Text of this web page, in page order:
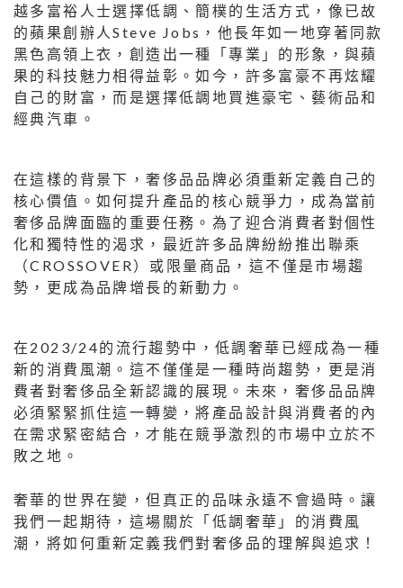
越多富裕人士選擇低調、簡樸的生活方式，像已故
的蘋果創辦人Steve Jobs，他長年如一地穿著同款
黑色高領上衣，創造出一種「專業」的形象，與蘋
果的科技魅力相得益彰。如今，許多富豪不再炫耀
自己的財富，而是選擇低調地買進豪宅、藝術品和
經典汽車。
在這樣的背景下，奢侈品品牌必須重新定義自己的
核心價值。如何提升產品的核心競爭力，成為當前
奢侈品牌面臨的重要任務。為了迎合消費者對個性
化和獨特性的渴求，最近許多品牌紛紛推出聯乘
（CROSSOVER）或限量商品，這不僅是市場趨
勢，更成為品牌增長的新動力。
在2023/24的流行趨勢中，低調奢華已經成為一種
新的消費風潮。這不僅僅是一種時尚趨勢，更是消
費者對奢侈品全新認識的展現。未來，奢侈品品牌
必須緊緊抓住這一轉變，將產品設計與消費者的內
在需求緊密結合，才能在競爭激烈的市場中立於不
敗之地。
奢華的世界在變，但真正的品味永遠不會過時。讓
我們一起期待，這場關於「低調奢華」的消費風
潮，將如何重新定義我們對奢侈品的理解與追求！